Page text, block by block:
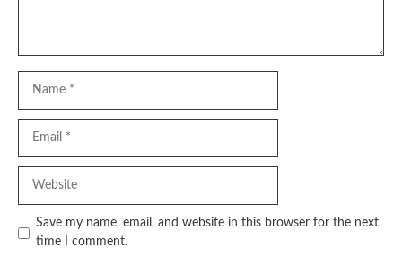
Save my name, email, and website in this browser for the next
time I comment.